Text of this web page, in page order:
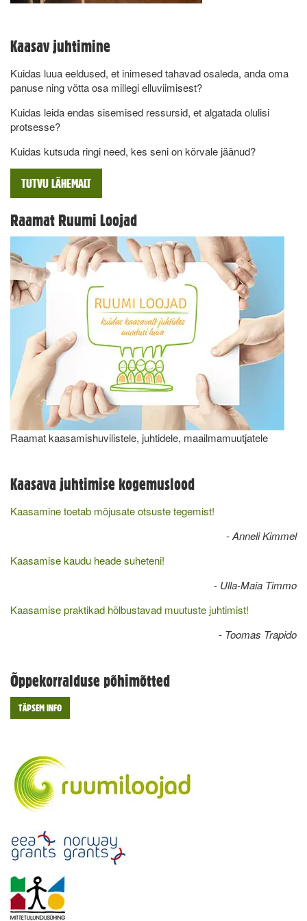
Kaasav juhtimine
Kuidas luua eeldused, et inimesed tahavad osaleda, anda oma
panuse ning võtta osa millegi elluviimisest?
Kuidas leida endas sisemised ressursid, et algatada olulisi
protsesse?
Kuidas kutsuda ringi need, kes seni on kõrvale jäänud?
TUTVU LÄHEMALT
Raamat Ruumi Loojad
Raamat kaasamishuvilistele, juhtidele, maailmamuutjatele
Kaasava juhtimise kogemuslood
Kaasamine toetab mõjusate otsuste tegemist!
-Anneli Kimmel
Kaasamise kaudu heade suheteni!
- Ulla-Maia Timmo
Kaasamise praktikad hõlbustavad muutuste juhtimist!
- Toomas Trapido
Õppekorralduse põhimõtted
TÄPSEM INFO